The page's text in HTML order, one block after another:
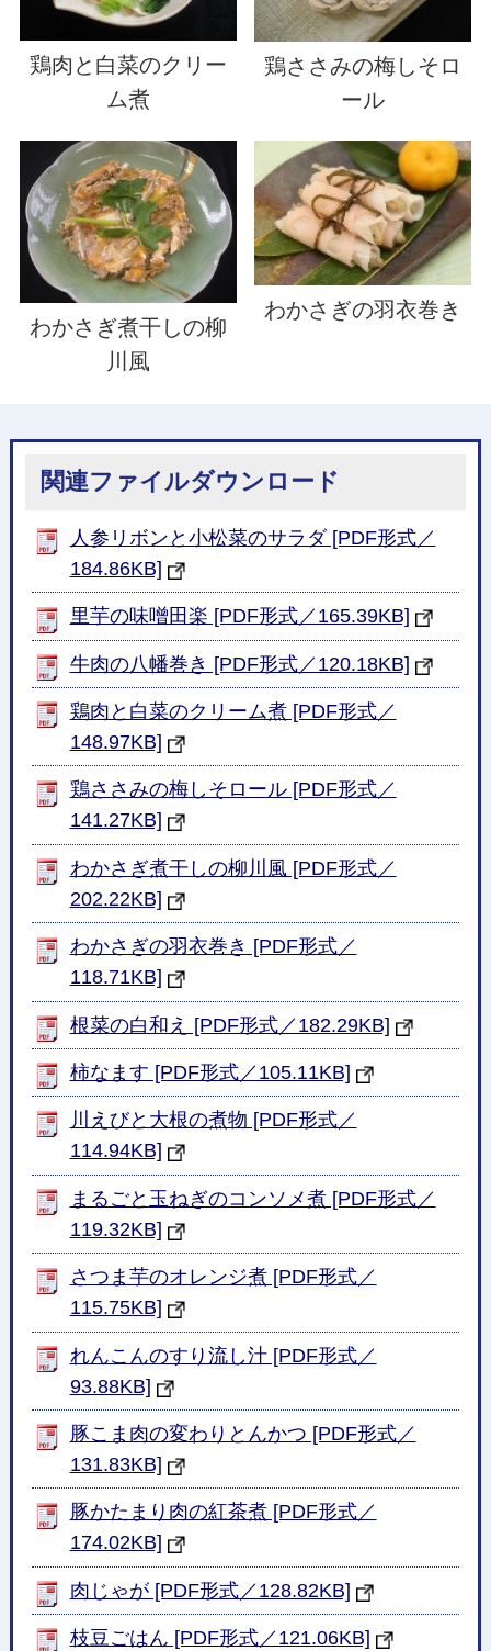
鶏肉と白菜のクリー
ム煮
鶏ささみの梅しそロ
ール
わかさぎ煮干しの柳
川風
わかさぎの羽衣巻き
関連ファイルダウンロード
人参リボンと小松菜のサラダ [PDF形式／
184.86KB]
里芋の味噌田楽 [PDF形式／165.39KB]
牛肉の八幡巻き [PDF形式／120.18KB]
鶏肉と白菜のクリーム煮 [PDF形式／
148.97KB]
鶏ささみの梅しそロール [PDF形式／
141.27KB]
わかさぎ煮干しの柳川風 [PDF形式／
202.22KB]
わかさぎの羽衣巻き [PDF形式／
118.71KB]
根菜の白和え [PDF形式／182.29KB]
柿なます [PDF形式／105.11KB]
川えびと大根の煮物 [PDF形式／
114.94KB]
まるごと玉ねぎのコンソメ煮 [PDF形式／
119.32KB]
さつま芋のオレンジ煮 [PDF形式／
115.75KB]
れんこんのすり流し汁 [PDF形式／
93.88KB]
豚こま肉の変わりとんかつ [PDF形式／
131.83KB]
豚かたまり肉の紅茶煮 [PDF形式／
174.02KB]
肉じゃが [PDF形式／128.82KB]
枝豆ごはん [PDF形式／121.06KB]